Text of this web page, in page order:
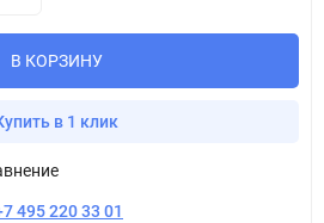
В КОРЗИНУ
в 1 клик
495 220 33 01